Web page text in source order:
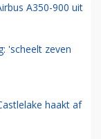
A350-900 uit
'scheelt zeven
haakt af